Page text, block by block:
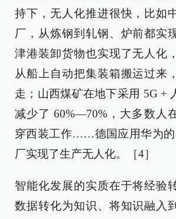
持下，无人化推进很快，比如
厂，从炼钢到轧钢、炉前都实
津港装卸货物也实现了无人化
从船上自动把集装箱搬运过来
走；山西煤矿在地下采用 5G +
减少了 60%—70%，大多数人
穿西装工作……德国应用华为的
厂实现了生产无人化。［4］
智能化发展的实质在于将经验
数据转化为知识、将知识融入